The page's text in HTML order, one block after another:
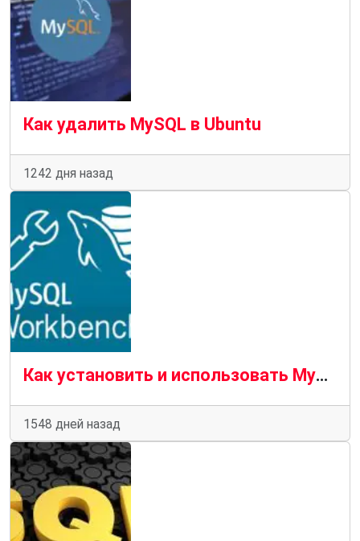
Как удалить MySQL в Ubuntu
1242 дня назад
Как установить и использовать MySQL Workbench в Ubuntu
1548 дней назад